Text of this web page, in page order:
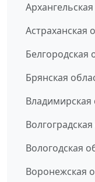
Астраханская
Белгородская
Брянская
Владимирская
Вологодская
Воронежская